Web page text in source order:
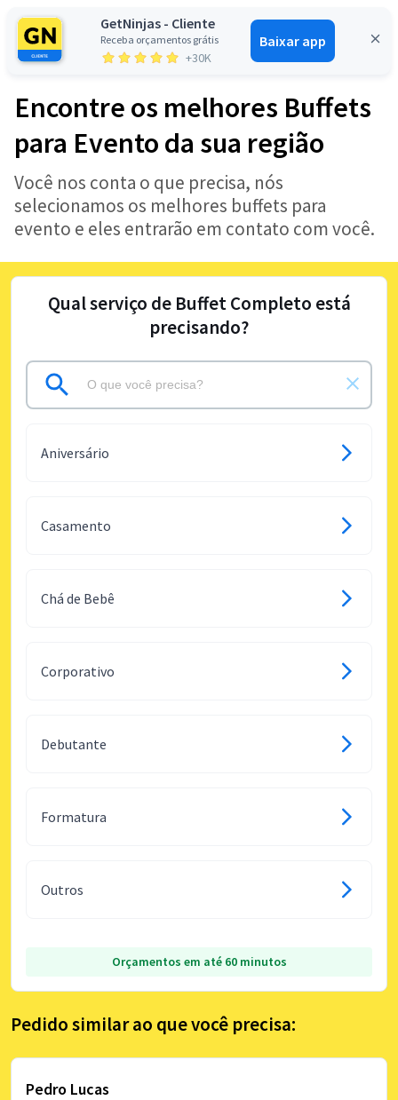
GetNinjas - Cliente
Receba orçamentos grátis
+30K
Baixar app
Entrar
Encontre os melhores Buffets
para Evento da sua região
Você nos conta o que precisa, nós
selecionamos os melhores buffets para
evento e eles entrarão em contato com você.
Qual serviço de Buffet Completo está
precisando?
Aniversário
Casamento
Chá de Bebê
Corporativo
Debutante
Formatura
Outros
Orçamentos em até 60 minutos
Pedido similar ao que você precisa:
Pedro Lucas